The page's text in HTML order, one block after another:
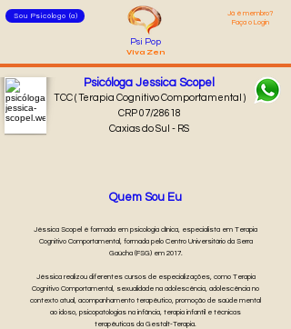
Sou Psicólogo (a)
Já é membro?
Faça o Login
Psi Pop
Viva Zen
Psicóloga Jessica Scopel
TCC ( Terapia Cognitivo Comportamental )
CRP 07/28618
Caxias do Sul - RS
Quem Sou Eu
Jéssica Scopel é formada em psicologia clínica, especialista em Terapia
Cognitivo Comportamental, formada pelo Centro Universitário da Serra
Gaúcha (FSG) em 2017.
Jéssica realizou diferentes cursos de especializações, como Terapia
Cognitivo Comportamental, sexualidade na adolescência, adolescência no
contexto atual, acompanhamento terapêutico, promoção de saúde mental
ao idoso, psicopatologias na infância, terapia infantil e técnicas
terapêuticas da Gestalt-Terapia.